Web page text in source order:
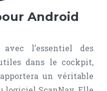
Android
l’essentiel des
dans le cockpit,
un véritable